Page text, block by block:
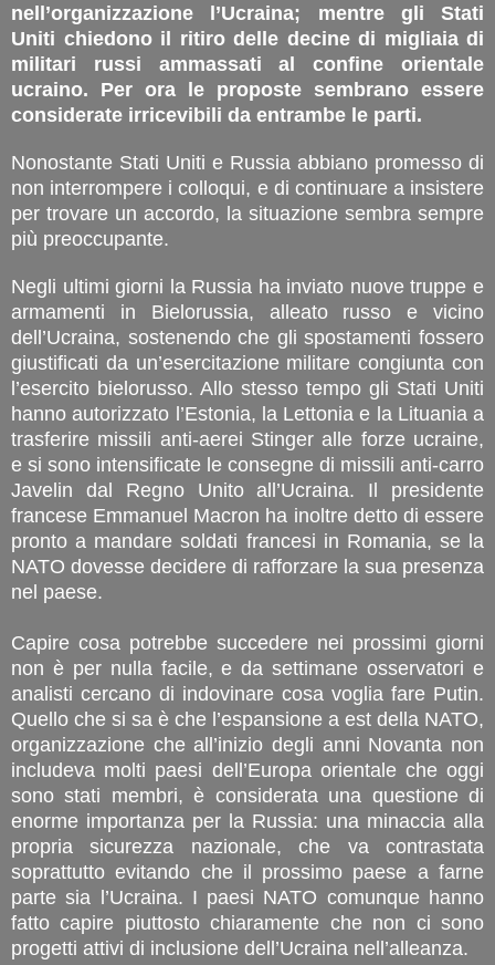
nell’organizzazione l’Ucraina; mentre gli Stati
Uniti chiedono il ritiro delle decine di migliaia di
militari russi ammassati al confine orientale
ucraino. Per ora le proposte sembrano essere
considerate irricevibili da entrambe le parti.
Nonostante Stati Uniti e Russia abbiano promesso di
non interrompere i colloqui, e di continuare a insistere
per trovare un accordo, la situazione sembra sempre
più preoccupante.
Negli ultimi giorni la Russia ha inviato nuove truppe e
armamenti in Bielorussia, alleato russo e vicino
dell’Ucraina, sostenendo che gli spostamenti fossero
giustificati da un’esercitazione militare congiunta con
l’esercito bielorusso. Allo stesso tempo gli Stati Uniti
hanno autorizzato l’Estonia, la Lettonia e la Lituania a
trasferire missili anti-aerei Stinger alle forze ucraine,
e si sono intensificate le consegne di missili anti-carro
Javelin dal Regno Unito all’Ucraina. Il presidente
francese Emmanuel Macron ha inoltre detto di essere
pronto a mandare soldati francesi in Romania, se la
NATO dovesse decidere di rafforzare la sua presenza
nel paese.
Capire cosa potrebbe succedere nei prossimi giorni
non è per nulla facile, e da settimane osservatori e
analisti cercano di indovinare cosa voglia fare Putin.
Quello che si sa è che l’espansione a est della NATO,
organizzazione che all’inizio degli anni Novanta non
includeva molti paesi dell’Europa orientale che oggi
sono stati membri, è considerata una questione di
enorme importanza per la Russia: una minaccia alla
propria sicurezza nazionale, che va contrastata
soprattutto evitando che il prossimo paese a farne
parte sia l’Ucraina. I paesi NATO comunque hanno
fatto capire piuttosto chiaramente che non ci sono
progetti attivi di inclusione dell’Ucraina nell’alleanza.